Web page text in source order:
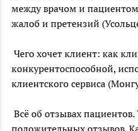
между врачом и
жалоб и претензий
Чего хочет клиент: как
конкурентоспособной,
клиентского сервиса
Всё об отзывах
положительных отзывов.